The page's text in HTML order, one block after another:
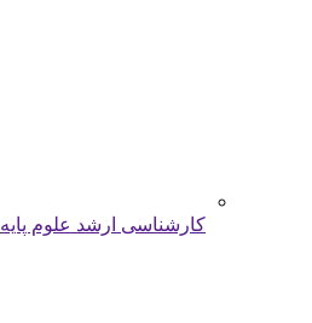
کارشناسی ارشد علوم پایه